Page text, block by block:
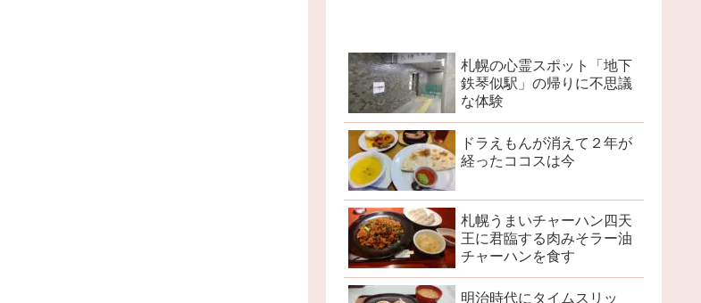
札幌の心霊スポット「地下
鉄琴似駅」の帰りに不思議
な体験
ドラえもんが消えて２年が
経ったココスは今
札幌うまいチャーハン四天
王に君臨する肉みそラー油
チャーハンを食す
明治時代にタイムスリッ